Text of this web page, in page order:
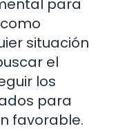
para
situación
el
los
para
favorable.